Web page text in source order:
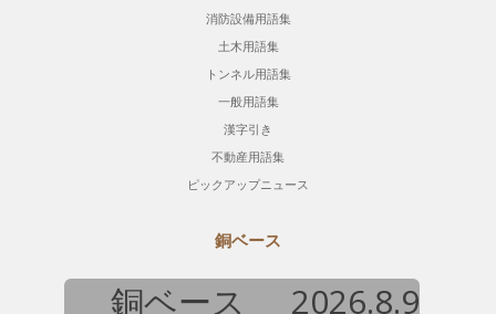
消防設備用語集
土木用語集
トンネル用語集
一般用語集
漢字引き
不動産用語集
ピックアップニュース
銅ベース
銅ベース 2026.8.9